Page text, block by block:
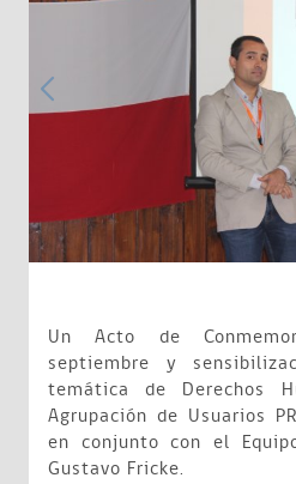
Un Acto de
septiembre y
temática de Derechos
Agrupación de Usuarios
en conjunto con el
Gustavo Fricke.